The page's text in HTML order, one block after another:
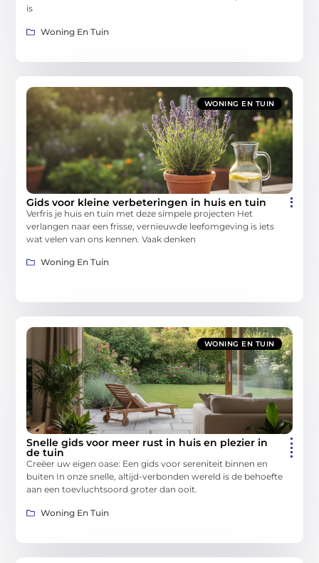
is
Woning En Tuin
WONING EN TUIN
Gids voor kleine verbeteringen in huis en tuin
Verfris je huis en tuin met deze simpele projecten Het
verlangen naar een frisse, vernieuwde leefomgeving is iets
wat velen van ons kennen. Vaak denken
Woning En Tuin
WONING EN TUIN
Snelle gids voor meer rust in huis en plezier in
de tuin
Creëer uw eigen oase: Een gids voor sereniteit binnen en
buiten In onze snelle, altijd-verbonden wereld is de behoefte
aan een toevluchtsoord groter dan ooit.
Woning En Tuin